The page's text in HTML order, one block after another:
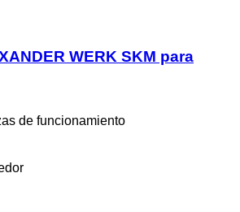
WERK SKM para
de funcionamiento